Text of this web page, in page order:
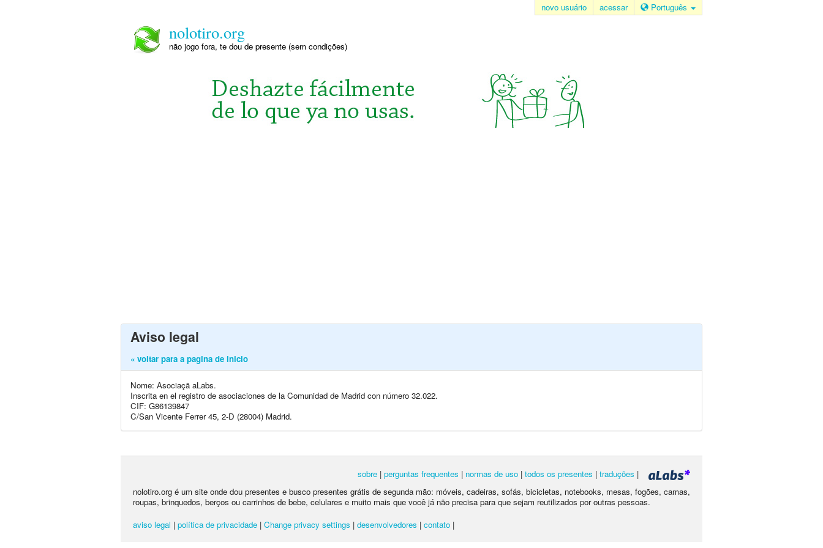
novo usuário acessar Português
nolotiro.org
não jogo fora, te dou de presente (sem condições)
Aviso legal
« voltar para a pagina de inicio
Nome: Asociaçã aLabs.
Inscrita en el registro de asociaciones de la Comunidad de Madrid con número 32.022.
CIF: G86139847
C/San Vicente Ferrer 45, 2-D (28004) Madrid.
sobre | perguntas frequentes | normas de uso | todos os presentes | traduções |
nolotiro.org é um site onde dou presentes e busco presentes grátis de segunda mão: móveis, cadeiras, sofás, bicicletas, notebooks, mesas, fogões, camas,
roupas, brinquedos, berços ou carrinhos de bebe, celulares e muito mais que você já não precisa para que sejam reutilizados por outras pessoas.
aviso legal | política de privacidade | Change privacy settings | desenvolvedores | contato |